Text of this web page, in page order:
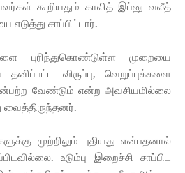
கூறியதும் காலித் இப்னு வலீத்
எடுத்து சாப்பிட்டார்.
புரிந்துகொண்டுள்ள முறையை
விருப்பு, வெறுப்புக்களை
வேண்டும் என்ற அவசியமில்லை
வைத்திருந்தனர்.
முற்றிலும் புதியது என்பதனால்
உடும்பு இறைச்சி சாப்பிட